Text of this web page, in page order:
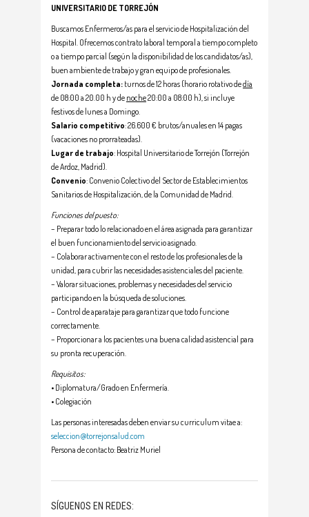
UNIVERSITARIO DE TORREJÓN
Buscamos Enfermeros/as para el servicio de Hospitalización del
Hospital. Ofrecemos contrato laboral temporal a tiempo completo
o a tiempo parcial (según la disponibilidad de los candidatos/as),
buen ambiente de trabajo y gran equipo de profesionales.
Jornada completa: turnos de 12 horas (horario rotativo dedía
de 08:00 a 20.00 h y de noche20:00 a 08:00 h), si incluye
festivos de lunes a Domingo.
Salario competitivo: 26.600 € brutos/anuales en 14 pagas
(vacaciones no prorrateadas).
Lugar de trabajo: Hospital Universitario de Torrejón (Torrejón
de Ardoz, Madrid).
Convenio: Convenio Colectivo del Sector de Establecimientos
Sanitarios de Hospitalización, de la Comunidad de Madrid.
Funciones del puesto:
– Preparar todo lo relacionado en el área asignada para garantizar
el buen funcionamiento del servicio asignado.
– Colaborar activamente con el resto de los profesionales de la
unidad, para cubrir las necesidades asistenciales del paciente.
– Valorar situaciones, problemas y necesidades del servicio
participando en la búsqueda de soluciones.
– Control de aparataje para garantizar que todo funcione
correctamente.
– Proporcionar a los pacientes una buena calidad asistencial para
su pronta recuperación.
Requisitos:
• Diplomatura/Grado en Enfermería.
• Colegiación
Las personas interesadas deben enviar su curriculum vitae a:
seleccion@torrejonsalud.com
Persona de contacto: Beatriz Muriel
SÍGUENOS EN REDES: